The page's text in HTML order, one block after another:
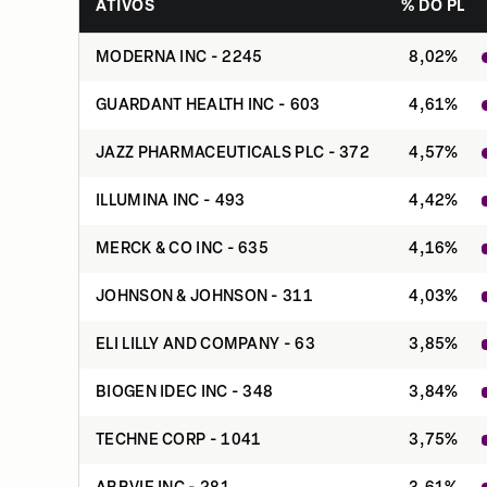
ATIVOS % DO PL
MODERNA INC - 2245 8,02%
GUARDANT HEALTH INC - 603 4,61%
JAZZ PHARMACEUTICALS PLC - 372 4,57%
ILLUMINA INC - 493 4,42%
MERCK & CO INC - 635 4,16%
JOHNSON & JOHNSON - 311 4,03%
ELI LILLY AND COMPANY - 63 3,85%
BIOGEN IDEC INC - 348 3,84%
TECHNE CORP - 1041 3,75%